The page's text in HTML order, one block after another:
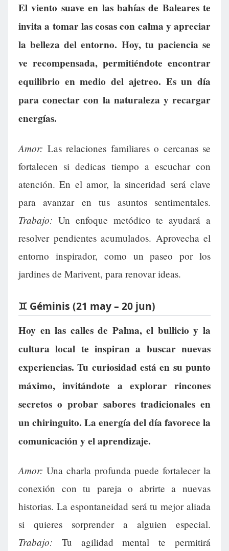
El viento suave en las bahías de Baleares te
invita a tomar las cosas con calma y apreciar
la belleza del entorno. Hoy, tu paciencia se
ve recompensada, permitiéndote encontrar
equilibrio en medio del ajetreo. Es un día
para conectar con la naturaleza y recargar
energías.
Amor: Las relaciones familiares o cercanas se
fortalecen si dedicas tiempo a escuchar con
atención. En el amor, la sinceridad será clave
para avanzar en tus asuntos sentimentales.
Trabajo: Un enfoque metódico te ayudará a
resolver pendientes acumulados. Aprovecha el
entorno inspirador, como un paseo por los
jardines de Marivent, para renovar ideas.
♊ Géminis (21 may – 20 jun)
Hoy en las calles de Palma, el bullicio y la
cultura local te inspiran a buscar nuevas
experiencias. Tu curiosidad está en su punto
máximo, invitándote a explorar rincones
secretos o probar sabores tradicionales en
un chiringuito. La energía del día favorece la
comunicación y el aprendizaje.
Amor: Una charla profunda puede fortalecer la
conexión con tu pareja o abrirte a nuevas
historias. La espontaneidad será tu mejor aliada
si quieres sorprender a alguien especial.
Trabajo: Tu agilidad mental te permitirá